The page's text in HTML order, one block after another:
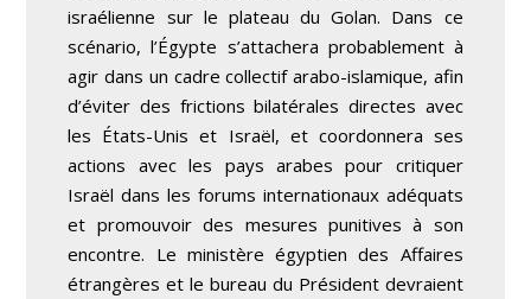
israélienne sur le plateau du Golan. Dans ce
scénario, l’Égypte s’attachera probablement à
agir dans un cadre collectif arabo-islamique, afin
d’éviter des frictions bilatérales directes avec
les États-Unis et Israël, et coordonnera ses
actions avec les pays arabes pour critiquer
Israël dans les forums internationaux adéquats
et promouvoir des mesures punitives à son
encontre. Le ministère égyptien des Affaires
étrangères et le bureau du Président devraient